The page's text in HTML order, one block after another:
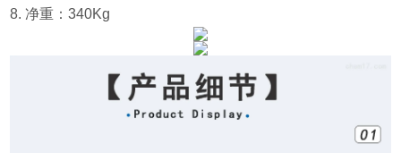
8. 净重：340Kg